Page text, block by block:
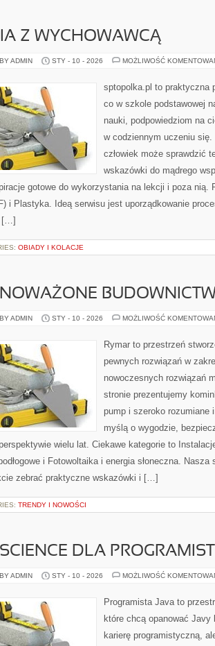
Z WYCHOWAWCĄ
ADMIN STY - 10 - 2026 MOŻLIWOŚĆ
sptopolka.pl to praktyczna
co w szkole podstawowej
nauki, podpowiedziom na
w codziennym uczeniu
człowiek może sprawdzić
wskazówki do mądrego
gotowe do wykorzystania na lekcji i poza nią.
i Plastyka. Ideą serwisu jest uporządkowanie
[…]
OBIADY I KOLACJE
ADMIN STY - 10 - 2026 MOŻLIWOŚĆ
Rymar to przestrzeń
pewnych rozwiązań w
nowoczesnych rozwiązań
stronie prezentujemy
pump i szeroko rozumiane
myślą o wygodzie,
wielu lat. Ciekawe kategorie to
i Fotowoltaika i energia słoneczna.
zebrać praktyczne wskazówki i […]
TRENDY I NOWOŚCI
DLA
ADMIN STY - 10 - 2026 MOŻLIWOŚĆ
Programista Java to
które chcą opanować
karierę programistyczną,